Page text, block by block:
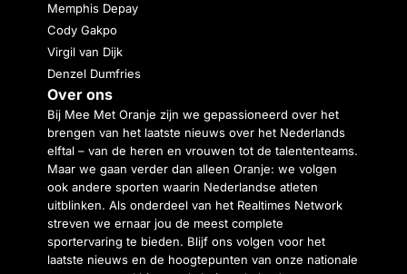
Memphis Depay
Cody Gakpo
Virgil van Dijk
Denzel Dumfries
Over ons
Bij Mee Met Oranje zijn we gepassioneerd over het
brengen van het laatste nieuws over het Nederlands
elftal – van de heren en vrouwen tot de talententeams.
Maar we gaan verder dan alleen Oranje: we volgen
ook andere sporten waarin Nederlandse atleten
uitblinken. Als onderdeel van het Realtimes Network
streven we ernaar jou de meest complete
sportervaring te bieden. Blijf ons volgen voor het
laatste nieuws en de hoogtepunten van onze nationale